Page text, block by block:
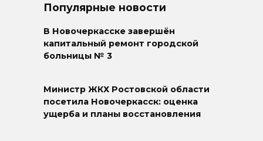
Популярные новости
В Новочеркасске завершён
капитальный ремонт городской
больницы № 3
Министр ЖКХ Ростовской области
посетила Новочеркасск: оценка
ущерба и планы восстановления